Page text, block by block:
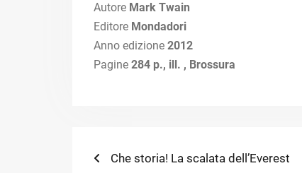
Autore Mark Twain
Editore Mondadori
Anno edizione 2012
Pagine 284 p., ill. , Brossura
Navigazione
Previous
Che storia! La scalata dell’Everest